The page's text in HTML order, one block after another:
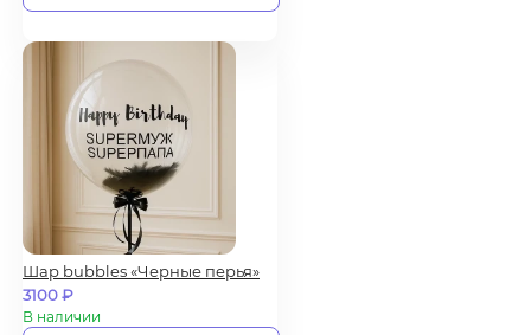
Шар bubbles «Черные перья»
3100₽
В наличии